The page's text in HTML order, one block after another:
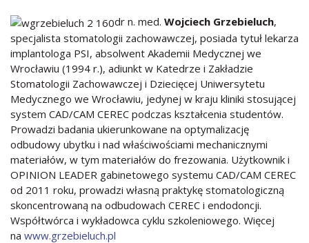
dr n. med. Wojciech Grzebieluch,
specjalista stomatologii zachowawczej, posiada tytuł lekarza
implantologa PSI, absolwent Akademii Medycznej we
Wrocławiu (1994 r.), adiunkt w Katedrze i Zakładzie
Stomatologii Zachowawczej i Dziecięcej Uniwersytetu
Medycznego we Wrocławiu, jedynej w kraju kliniki stosującej
system CAD/CAM CEREC podczas kształcenia studentów.
Prowadzi badania ukierunkowane na optymalizację
odbudowy ubytku i nad właściwościami mechanicznymi
materiałów, w tym materiałów do frezowania. Użytkownik i
OPINION LEADER gabinetowego systemu CAD/CAM CEREC
od 2011 roku, prowadzi własną praktykę stomatologiczną
skoncentrowaną na odbudowach CEREC i endodoncji.
Współtwórca i wykładowca cyklu szkoleniowego. Więcej
na www.grzebieluch.pl